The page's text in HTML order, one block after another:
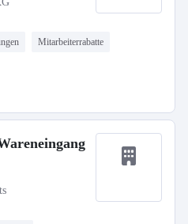
Mitarbeiterrabatte